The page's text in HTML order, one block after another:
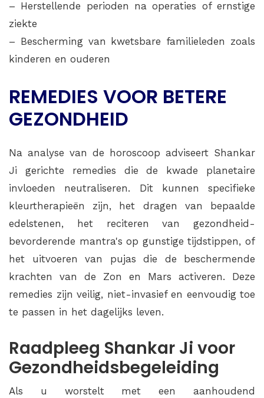
– Herstellende perioden na operaties of ernstige
ziekte
– Bescherming van kwetsbare familieleden zoals
kinderen en ouderen
REMEDIES VOOR BETERE
GEZONDHEID
Na analyse van de horoscoop adviseert Shankar
Ji gerichte remedies die de kwade planetaire
invloeden neutraliseren. Dit kunnen specifieke
kleurtherapieën zijn, het dragen van bepaalde
edelstenen, het reciteren van gezondheid-
bevorderende mantra's op gunstige tijdstippen, of
het uitvoeren van pujas die de beschermende
krachten van de Zon en Mars activeren. Deze
remedies zijn veilig, niet-invasief en eenvoudig toe
te passen in het dagelijks leven.
Raadpleeg Shankar Ji voor
Gezondheidsbegeleiding
Als u worstelt met een aanhoudend